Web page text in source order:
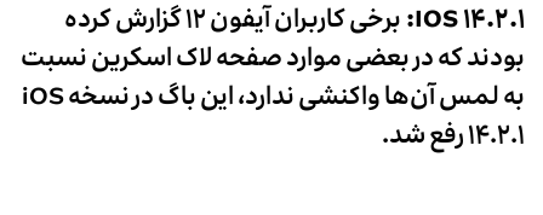
IOS ۱۴.۲.۱:
برخی کاربران آیفون ۱۲ گزارش کرده
بودند که در بعضی موارد صفحه لاک اسکرین نسبت
به لمس آن‌ها واکنشی ندارد، این باگ در نسخه iOS
۱۴.۲.۱ رفع شد.